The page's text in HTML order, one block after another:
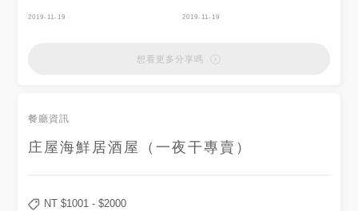
味比較重喔 #小菜文化 #居酒屋
2019-11-19
有餘而是日日有魚😋😋😋 #生魚
蝦 #必吃
2019-11-19
想看更多分享嗎
餐廳資訊
庄屋海鮮居酒屋（一夜干專賣）
NT $1001 - $2000